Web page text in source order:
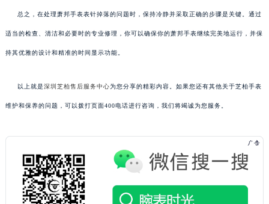
总之，在处理萧邦手表表针掉落的问题时，保持冷静并采取正确的步骤是关键。通过
适当的检查、清洁和必要时的专业修理，你可以确保你的萧邦手表继续完美地运行，并保
持其优雅的设计和精准的时间显示功能。
以上就是深圳芝柏售后服务中心为您分享的精彩内容。如果您还有其他关于芝柏手表
维护和保养的问题，可以拨打页面400电话进行咨询，我们将竭诚为您服务。